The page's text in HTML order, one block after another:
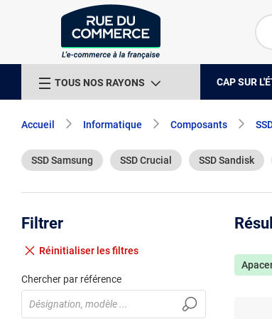
TOUS NOS RAYONS CAP SUR
Accueil Informatique Composants
SSD Samsung SSD Crucial SSD Sandisk
Filtrer
Réinitialiser les filtres
Chercher par référence